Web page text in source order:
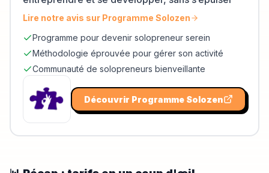
Lire notre avis sur Programme Solozen
Programme pour devenir solopreneur serein
Méthodologie éprouvée pour gérer son activité
Communauté de solopreneurs bienveillante
Découvrir Programme Solozen